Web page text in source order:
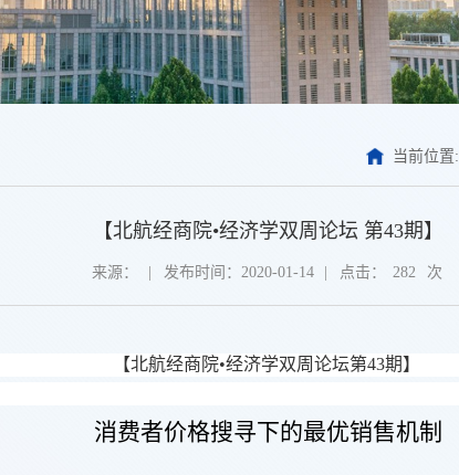
当前位置:
【北航经商院•经济学双周论坛 第43期】
来源： 发布时间：2020-01-14 点击： 282 次
【北航经商院•经济学双周论坛第43期】
消费者价格搜寻下的最优销售机制